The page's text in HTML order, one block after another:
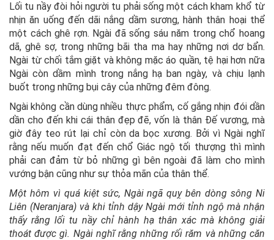
Lối tu nầy đòi hỏi người tu phải sống một cách kham khổ từ
nhịn ăn uống đến dãi nắng dầm sương, hành thân hoại thể
một cách ghê rợn. Ngài đã sống sáu năm trong chổ hoang
dã, ghê sợ, trong những bãi tha ma hay những nơi dơ bẩn.
Ngài từ chối tắm giặt và không mặc áo quần, tệ hại hơn nữa
Ngài còn dầm mình trong nắng hạ ban ngày, và chịu lạnh
buốt trong những bụi cây của những đêm đông.
Ngài không cần dùng nhiều thực phẩm, cố gắng nhịn đói dần
dần cho đến khi cái thân đẹp đẽ, vốn là thân Đế vương, mà
giờ đây teo rút lại chỉ còn da bọc xương. Bởi vì Ngài nghĩ
rằng nếu muốn đạt đến chổ Giác ngộ tối thượng thì mình
phải can đảm từ bỏ những gì bên ngoài đã làm cho mình
vướng bận cũng như sự thỏa mãn của thân thể.
Một hôm vì quá kiệt sức, Ngài ngã quỵ bên dòng sông Ni
Liên (Neranjara) và khi tỉnh dậy Ngài mới tỉnh ngộ mà nhận
thấy rằng lối tu nầy chỉ hành hạ thân xác mà không giải
thoát được gì. Ngài nghĩ rằng những rối răm và những căn